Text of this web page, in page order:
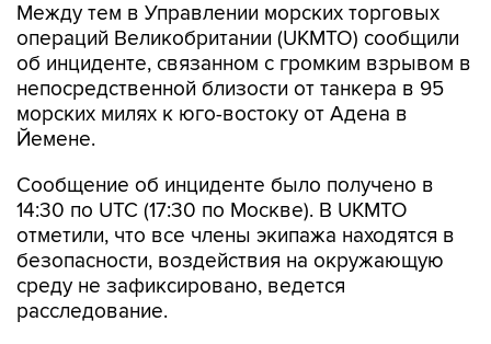
Между тем в Управлении морских торговых
операций Великобритании (UKMTO) сообщили
об инциденте, связанном с громким взрывом в
непосредственной близости от танкера в 95
морских милях к юго-востоку от Адена в
Йемене.
Сообщение об инциденте было получено в
14:30 по UTC (17:30 по Москве). В UKMTO
отметили, что все члены экипажа находятся в
безопасности, воздействия на окружающую
среду не зафиксировано, ведется
расследование.